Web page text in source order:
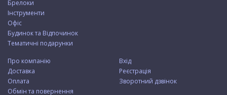
Брелоки
Інструменти
Офіс
Будинок та Відпочинок
Тематичні подарунки
Про компанію
Доставка
Оплата
Обмін та повернення
Вхід
Реєстрація
Зворотний дзвінок